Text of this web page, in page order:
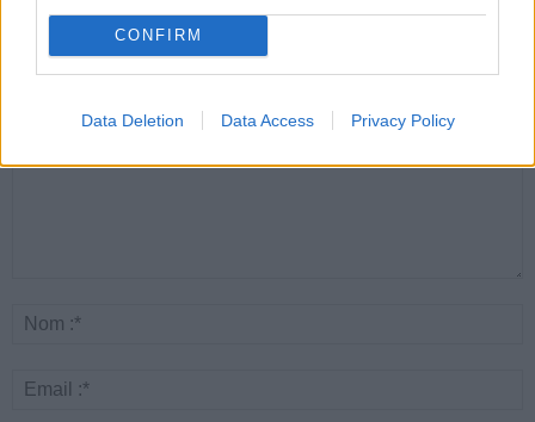
CONFIRM
Data Deletion Data Access Privacy Policy
LAISSER UN COMMENTAIRE